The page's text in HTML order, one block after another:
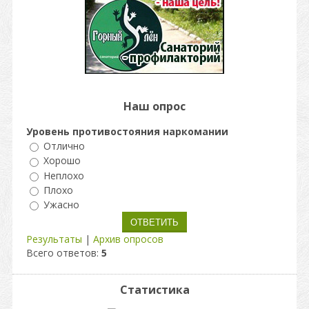
Наш опрос
Уровень противостояния наркомании
Отлично
Хорошо
Неплохо
Плохо
Ужасно
Результаты | Архив опросов
Всего ответов: 5
Статистика